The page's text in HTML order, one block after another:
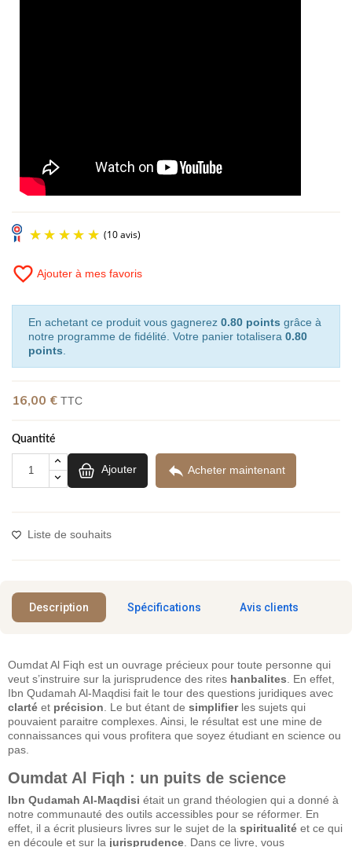
favorite_border Ajouter à mes favoris
En achetant ce produit vous gagnerez 0.80 points grâce à
notre programme de fidélité. Votre panier totalisera 0.80
points
16,00 € TTC
Quantité
Ajouter  Acheter maintenant
Liste de souhaits
Description Spécifications Avis clients
Oumdat Al Fiqh est un ouvrage précieux pour toute personne qui
veut s’instruire sur la jurisprudence des rites hanbalites . En effet,
Ibn Qudamah Al-Maqdisi fait le tour des questions juridiques avec
clarté et précision . Le but étant de simplifier les sujets qui
pouvaient paraitre complexes. Ainsi, le résultat est une mine de
connaissances qui vous profitera que soyez étudiant en science ou
pas.
Oumdat Al Fiqh : un puits de science
Ibn Qudamah Al-Maqdisi était un grand théologien qui a donné à
notre communauté des outils accessibles pour se réformer. En
effet, il a écrit plusieurs livres sur le sujet de la spiritualité et ce qui
en découle et sur la jurisprudence . Dans ce livre, vous